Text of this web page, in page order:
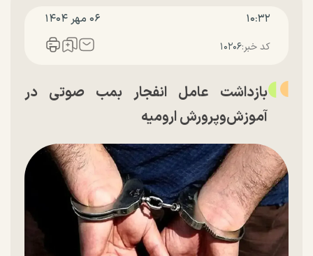
۱۰:۳۲ ۰۶ مهر ۱۴۰۴
کد خبر:۱۰۲۰۶
بازداشت عامل انفجار بمب صوتی در
آموزش‌و‌پرورش ارومیه